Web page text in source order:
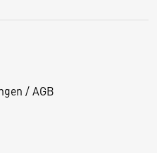
/ AGB